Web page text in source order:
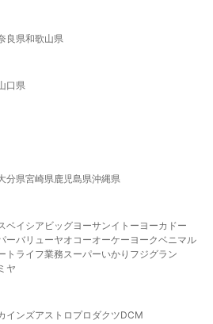
良県和歌山県
口県
分県宮崎県鹿児島県沖縄県
ベイシア ビッグヨーサンイトーヨーカドー
ーバリューヤオコーオーケー ヨークベニマル
ト ライフ業務スーパーいかり フジグラン
ヤ
インズアストロプロダクツDCM